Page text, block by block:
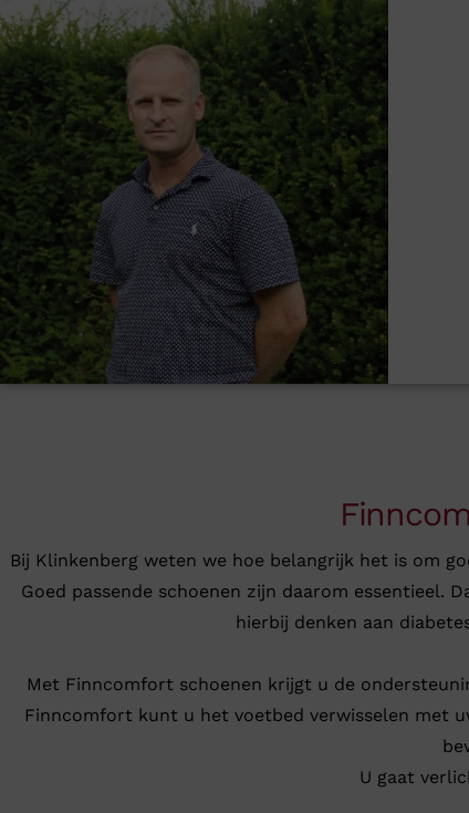
Bij Klinkenberg weten we hoe belangrijk het is om
Goed passende schoenen zijn daarom essentieel.
hierbij denken aan
Met Finncomfort schoenen krijgt u de
Finncomfort kunt u het voetbed verwisselen met
U gaat